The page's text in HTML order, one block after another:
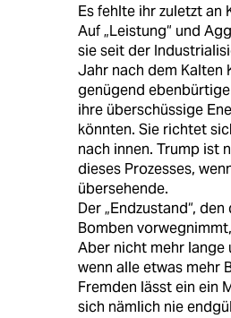
Es fehlte ihr zuletzt an
Auf „Leistung“ und
sie seit der
Jahr nach dem Kalten
genügend
ihre überschüssige
könnten. Sie richtet
nach innen. Trump ist
dieses Prozesses,
übersehende.
Der „Endzustand“,
Bomben
Aber nicht mehr lange
wenn alle etwas mehr
Fremden lässt ein ein
sich nämlich nie